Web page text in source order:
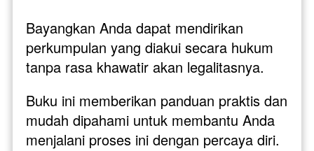
Bayangkan Anda dapat mendirikan
perkumpulan yang diakui secara hukum
tanpa rasa khawatir akan legalitasnya.
Buku ini memberikan panduan praktis dan
mudah dipahami untuk membantu Anda
menjalani proses ini dengan percaya diri.